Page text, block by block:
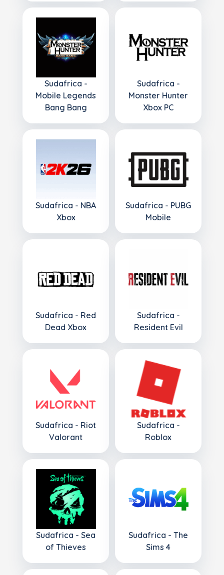
Sudafrica -
Mobile Legends
Bang Bang
Sudafrica -
Monster Hunter
Xbox PC
Sudafrica - NBA
Xbox
Sudafrica - PUBG
Mobile
Sudafrica - Red
Dead Xbox
Sudafrica -
Resident Evil
Sudafrica - Riot
Valorant
Sudafrica -
Roblox
Sudafrica - Sea
of Thieves
Sudafrica - The
Sims 4